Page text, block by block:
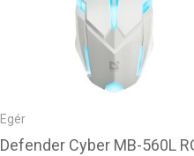
Egér
Defender Cyber MB-560L